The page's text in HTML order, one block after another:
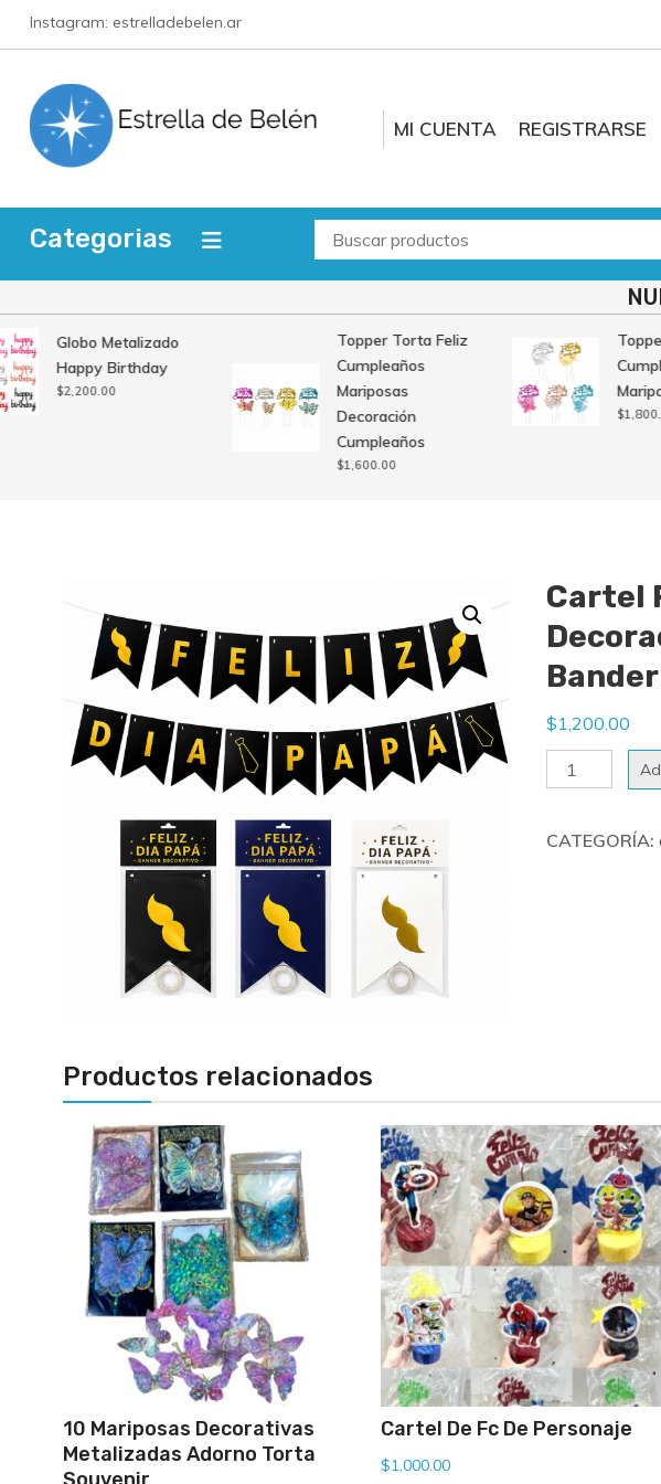
Saltar
al
Instagram: estrelladebelen.ar
MI CUENTA REGISTRARSE
Categorias
Globo Metalizado
Happy Birthday
2,200.00
Topper Torta Feliz
Cumpleaños
Mariposas
Decoración
Cumpleaños
1,600.00
Cartel
$1,200.00
Cartel
Feliz
CATEGORÍA:
Productos relacionados
10 Mariposas Decorativas
Metalizadas Adorno Torta
Cartel De Fc De Personaje
$1,000.00